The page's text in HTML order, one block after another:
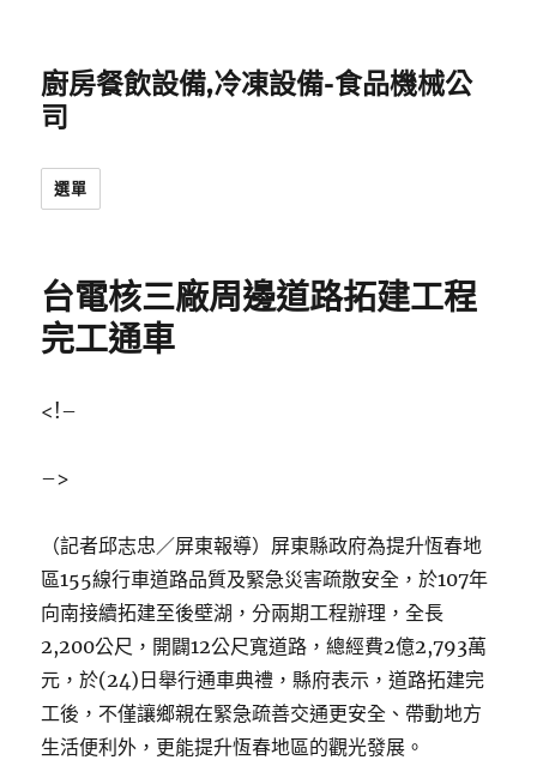
廚房餐飲設備,冷凍設備-食品機械公
司
選單
台電核三廠周邊道路拓建工程
完工通車
<!–
–>
（記者邱志忠／屏東報導）屏東縣政府為提升恆春地
區155線行車道路品質及緊急災害疏散安全，於107年
向南接續拓建至後壁湖，分兩期工程辦理，全長
2,200公尺，開闢12公尺寬道路，總經費2億2,793萬
元，於(24)日舉行通車典禮，縣府表示，道路拓建完
工後，不僅讓鄉親在緊急疏善交通更安全、帶動地方
生活便利外，更能提升恆春地區的觀光發展。